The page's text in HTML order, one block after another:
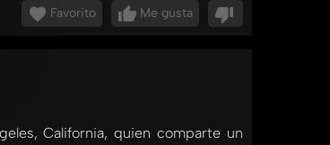
Me gusta
Favorito
California, quien comparte un